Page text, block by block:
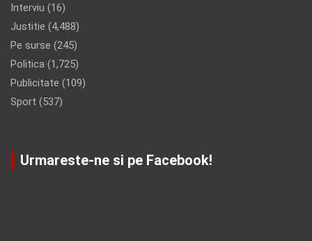
Interviu (16)
Justitie (4,488)
Pe surse (245)
Politica (1,725)
Publicitate (109)
Sport (537)
Urmareste-ne si pe Facebook!